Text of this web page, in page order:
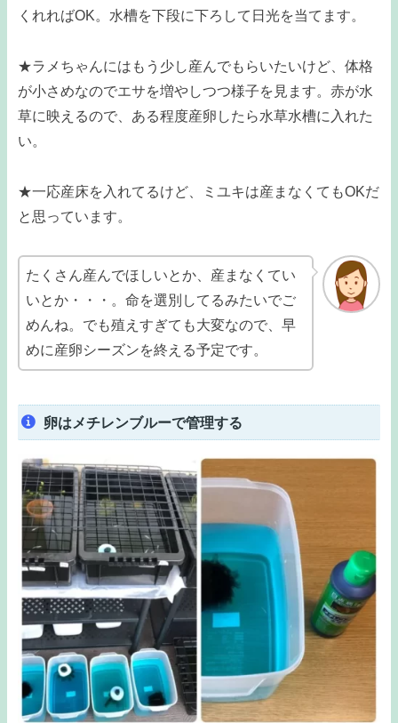
くれればOK。水槽を下段に下ろして日光を当てます。
★ラメちゃんにはもう少し産んでもらいたいけど、体格
が小さめなのでエサを増やしつつ様子を見ます。赤が水
草に映えるので、ある程度産卵したら水草水槽に入れた
い。
★一応産床を入れてるけど、ミユキは産まなくてもOKだ
と思っています。
たくさん産んでほしいとか、産まなくてい
いとか・・・。命を選別してるみたいでご
めんね。でも殖えすぎても大変なので、早
めに産卵シーズンを終える予定です。
卵はメチレンブルーで管理する